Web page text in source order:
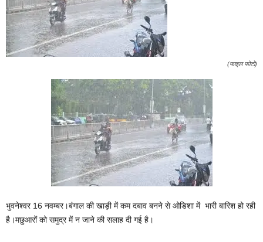
(फाइल फोटो)
भुवनेश्वर 16 नवम्बर।बंगाल की खाड़ी में कम दबाव बनने से ओडिशा में भारी बारिश हो रही
है।मछुआरों को समुद्र में न जाने की सलाह दी गई है।